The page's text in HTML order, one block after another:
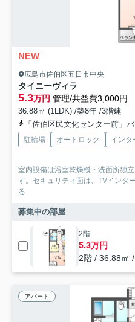
NEW
広島市佐伯区五日市中央
タイニーヴィラ
5.3万円 管理/共益費3,000円
36.88㎡ (1LDK) /築8年 /3階建
「佐伯区民文化センター前」
駐輪場 オートロック インタ
室内設備は浴室乾燥機・洗面所独
す。セキュリティ面は、TVインタ
る
募集中の部屋
2階
5.3万円
2階 / 36.88㎡
アパート